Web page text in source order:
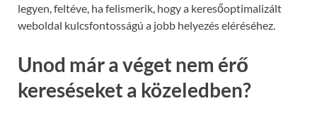
legyen, feltéve, ha felismerik, hogy a keresőoptimalizált
weboldal kulcsfontosságú a jobb helyezés eléréséhez.
Unod már a véget nem érő
kereséseket a közeledben?